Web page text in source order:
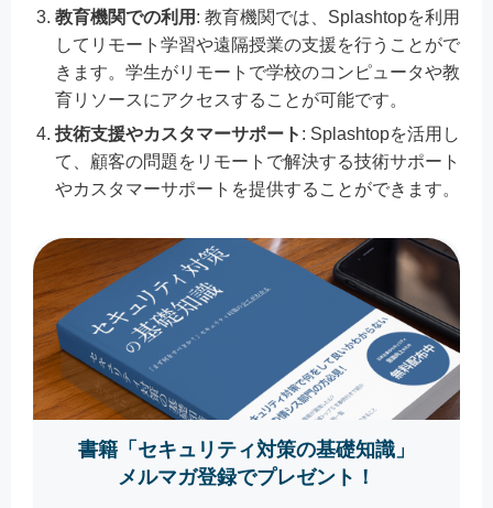
教育機関での利用 : 教育機関では、Splashtopを利用
してリモート学習や遠隔授業の支援を行うことがで
きます。学生がリモートで学校のコンピュータや教
育リソースにアクセスすることが可能です。
技術支援やカスタマーサポート : Splashtopを活用し
て、顧客の問題をリモートで解決する技術サポート
やカスタマーサポートを提供することができます。
書籍「セキュリティ対策の基礎知識」
メルマガ登録でプレゼント！